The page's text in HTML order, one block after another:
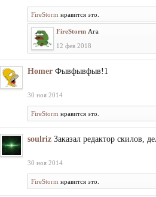
FireStorm нравится это.
FireStorm Ага
12 фев 2018
Homer Фывфывфыв!1
30 ноя 2014
FireStorm нравится это.
soulriz Заказал редактор скилов,
30 ноя 2014
FireStorm нравится это.